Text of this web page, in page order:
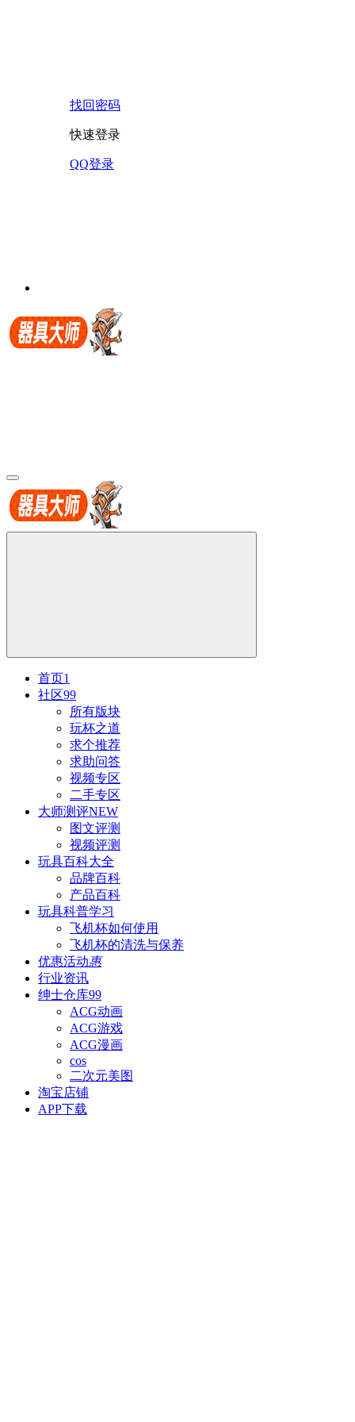
找回密码
快速登录
QQ登录
首页1
社区99
所有版块
玩杯之道
求个推荐
求助问答
视频专区
二手专区
大师测评NEW
图文评测
视频评测
玩具百科大全
品牌百科
产品百科
玩具科普学习
飞机杯如何使用
飞机杯的清洗与保养
优惠活动惠
行业资讯
绅士仓库99
ACG动画
ACG游戏
ACG漫画
cos
二次元美图
淘宝店铺
APP下载